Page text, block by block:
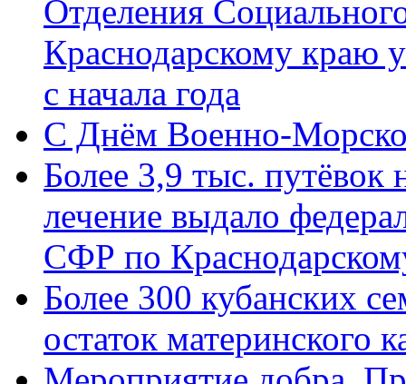
Отделения
Краснодарскому краю
с начала года
C Днём Военно-
Более 3,9 тыс. путёвок
лечение выдало
СФР по
Более 300 кубанских
остаток материнского